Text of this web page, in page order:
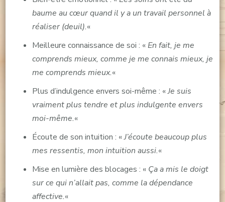
baume au cœur quand il y a un travail personnel à
réaliser (deuil).«
Meilleure connaissance de soi : « En fait, je me
comprends mieux, comme je me connais mieux, je
me comprends mieux.«
Plus d’indulgence envers soi-même : «Je suis
vraiment plus tendre et plus indulgente envers
moi-même.«
Écoute de son intuition : «J’écoute beaucoup plus
mes ressentis, mon intuition aussi.«
Mise en lumière des blocages : « Ça a mis le doigt
sur ce qui n’allait pas, comme la dépendance
affective.«